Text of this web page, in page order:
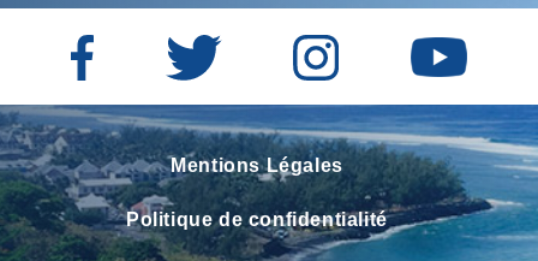
Mentions Légales
Politique de confidentialité